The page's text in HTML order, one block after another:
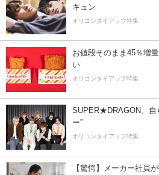
キュン
オリコンタイアップ特集
お値段そのまま45％増
い
オリコンタイアップ特集
SUPER★DRAGON、自
ー”
オリコンタイアップ特集
【驚愕】メーカー社員